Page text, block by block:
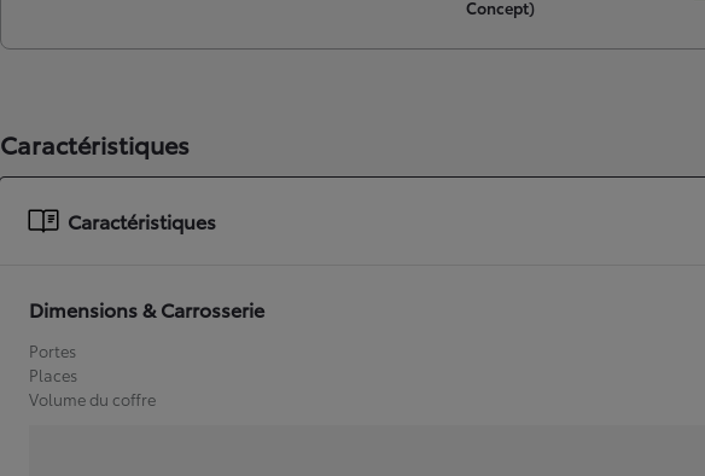
Concept)
Caractéristiques
Caractéristiques
Dimensions & Carrosserie
Portes
Places
Volume du coffre